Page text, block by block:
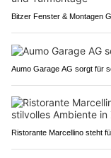
Bitzer Fenster & Montagen
Aumo Garage AG sorgt für
Ristorante Marcellino steht